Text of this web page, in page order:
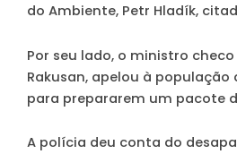
do Ambiente, Petr Hladík,
Por seu lado, o ministro
Rakusan, apelou à
para prepararem um pacote
A polícia deu conta do